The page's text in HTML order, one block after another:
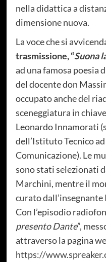
nella didattica a
dimensione nuova.
La voce che si
trasmissione, “Suona
ad una famosa poesia
del docente don
occupato anche del
sceneggiatura in
Leonardo Innamorati
dell’Istituto Tecnico
Comunicazione). Le
sono stati selezionati
Marchini, mentre il
curato
Con l’episodio
presento Dante”,
attraverso la pagina
https://